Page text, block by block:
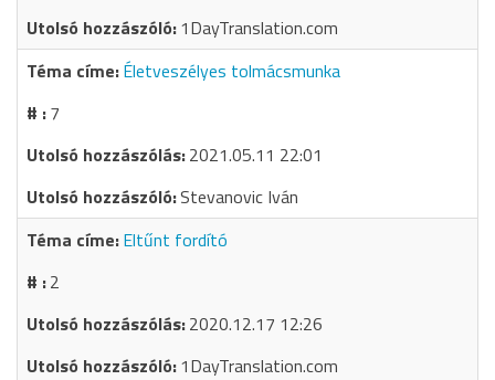
1DayTranslation.com
Életveszélyes tolmácsmunka
7
2021.05.11 22:01
Stevanovic Iván
Eltűnt fordító
2
2020.12.17 12:26
1DayTranslation.com